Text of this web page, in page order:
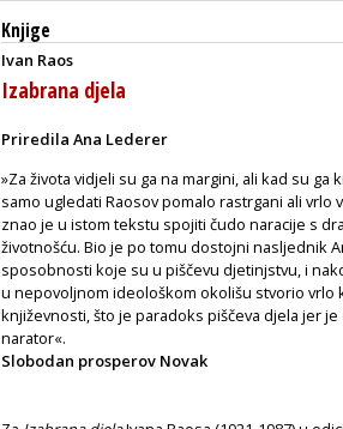
Knjige
Ivan Raos
Izabrana djela
Priredila Ana Lederer
»Za života vidjeli su ga na margini, ali kad su
samo ugledati Raosov pomalo rastrgani ali
znao je u istom tekstu spojiti čudo naracije s
životnošću. Bio je po tomu dostojni nasljednik
sposobnosti koje su u piščevu djetinjstvu, i
u nepovoljnom ideološkom okolišu stvorio
književnosti, što je paradoks piščeva djela jer
narator«.
Slobodan prosperov Novak